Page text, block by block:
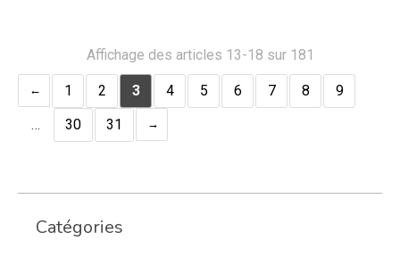
Affichage des articles 13-18 sur 181
1 2 3 4 5 6 7 8
9
…
30 31
Catégories